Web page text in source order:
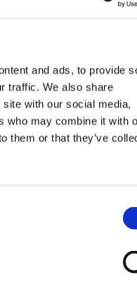
and ads, to provide
traffic. We also share
with our social media,
who may combine it with
them or that they’ve
voor Westfalia| 7021-
gallerij